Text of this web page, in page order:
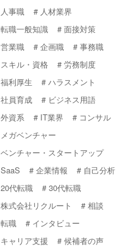
人事職
人材業界
転職一般知識
面接対策
営業職
企画職
事務職
スキル・資格
労務制度
福利厚生
ハラスメント
社員育成
ビジネス用語
外資系
IT業界
コンサル
メガベンチャー
ベンチャー・スタートアップ
SaaS
企業情報
自己分析
20代転職
30代転職
株式会社リクルート
相談
転職
インタビュー
キャリア支援
候補者の声